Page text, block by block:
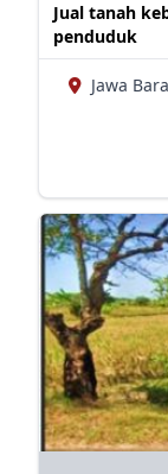
Jual tanah
penduduk
Jawa